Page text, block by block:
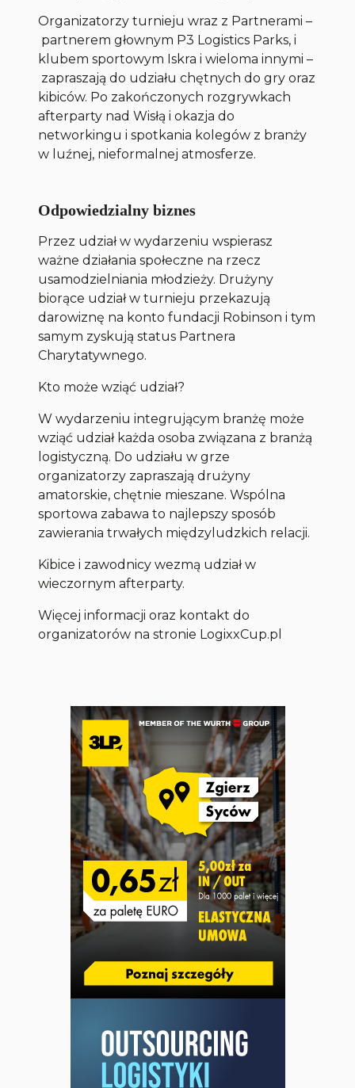
Organizatorzy turnieju wraz z Partnerami –
partnerem głownym P3 Logistics Parks, i
klubem sportowym Iskra i wieloma innymi –
zapraszają do udziału chętnych do gry oraz
kibiców. Po zakończonych rozgrywkach
afterparty nad Wisłą i okazja do
networkingu i spotkania kolegów z branży
w luźnej, nieformalnej atmosferze.
Odpowiedzialny biznes
Przez udział w wydarzeniu wspierasz
ważne działania społeczne na rzecz
usamodzielniania młodzieży. Drużyny
biorące udział w turnieju przekazują
darowiznę na konto fundacji Robinson i tym
samym zyskują status Partnera
Charytatywnego.
Kto może wziąć udział?
W wydarzeniu integrującym branżę może
wziąć udział każda osoba związana z branżą
logistyczną. Do udziału w grze
organizatorzy zapraszają drużyny
amatorskie, chętnie mieszane. Wspólna
sportowa zabawa to najlepszy sposób
zawierania trwałych międzyludzkich relacji.
Kibice i zawodnicy wezmą udział w
wieczornym afterparty.
Więcej informacji oraz kontakt do
organizatorów na stronie LogixxCup.pl